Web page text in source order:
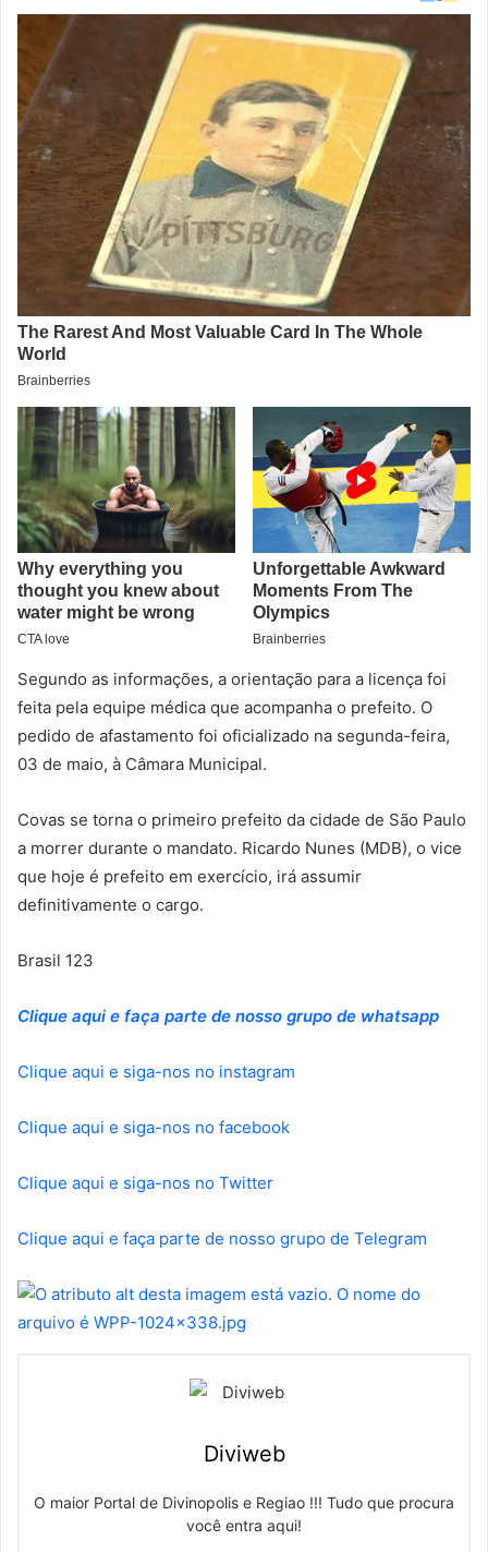
Segundo as informações, a orientação para a licença foi
feita pela equipe médica que acompanha o prefeito. O
pedido de afastamento foi oficializado na segunda-feira,
03 de maio, à Câmara Municipal.
Covas se torna o primeiro prefeito da cidade de São Paulo
a morrer durante o mandato. Ricardo Nunes (MDB), o vice
que hoje é prefeito em exercício, irá assumir
definitivamente o cargo.
Brasil 123
Clique aqui e faça parte de nosso grupo de whatsapp
Clique aqui e siga-nos no instagram
Clique aqui e siga-nos no facebook
Clique aqui e siga-nos no Twitter
Clique aqui e faça parte de nosso grupo de Telegram
Diviweb
O maior Portal de Divinopolis e Regiao !!! Tudo que procura
você entra aqui!